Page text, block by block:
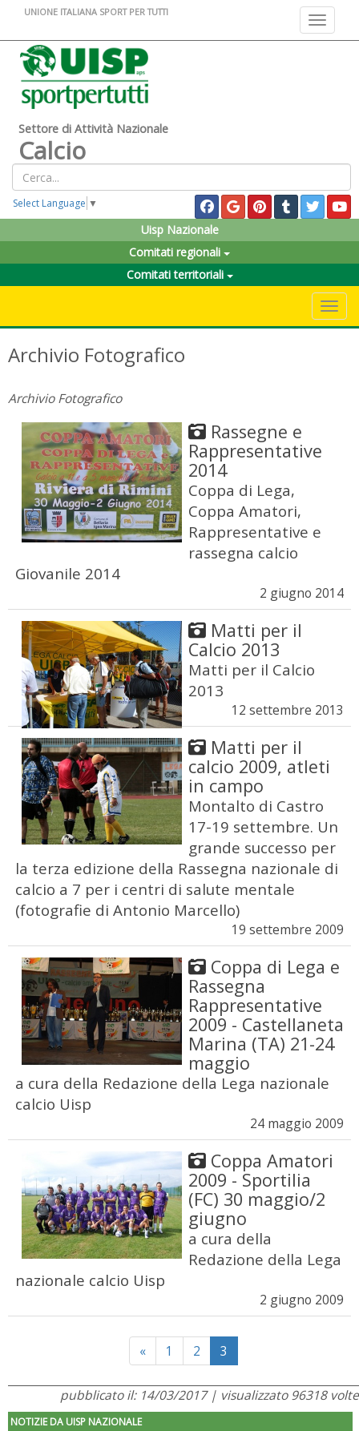
Toggle
UNIONE ITALIANA SPORT PER TUTTI
Settore di Attività Nazionale
Calcio
Select Language ▼
Uisp Nazionale
Comitati regionali
Comitati territoriali
Archivio Fotografico
Archivio Fotografico
Rassegne e
Rappresentative
2014
Coppa di Lega,
Coppa Amatori,
Rappresentative e
rassegna calcio
Giovanile 2014
2 giugno 2014
Matti per il
Calcio 2013
Matti per il Calcio
2013
12 settembre 2013
Matti per il
calcio 2009, atleti
in campo
Montalto di Castro
17-19 settembre. Un
grande successo per
la terza edizione della Rassegna nazionale di
calcio a 7 per i centri di salute mentale
(fotografie di Antonio Marcello)
19 settembre 2009
Coppa di Lega e
Rassegna
Rappresentative
2009 - Castellaneta
Marina (TA) 21-24
maggio
a cura della Redazione della Lega nazionale
calcio Uisp
24 maggio 2009
Coppa Amatori
2009 - Sportilia
(FC) 30 maggio/2
giugno
a cura della
Redazione della Lega
nazionale calcio Uisp
2 giugno 2009
«Previous
1 2 3
pubblicato il: 14/03/2017 | visualizzato 96318 volte
NOTIZIE DA UISP NAZIONALE